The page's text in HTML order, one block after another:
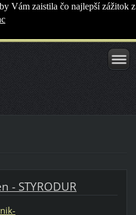
Vám zaistila čo najlepší zážitok z
- STYRODUR